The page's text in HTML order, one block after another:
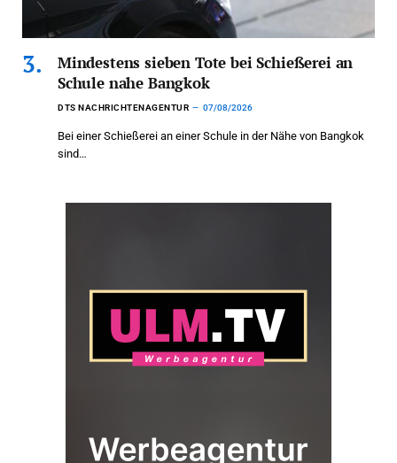
Mindestens sieben Tote bei Schießerei an
Schule nahe Bangkok
DTS NACHRICHTENAGENTUR 07/08/2026
Bei einer Schießerei an einer Schule in der Nähe von Bangkok
sind…